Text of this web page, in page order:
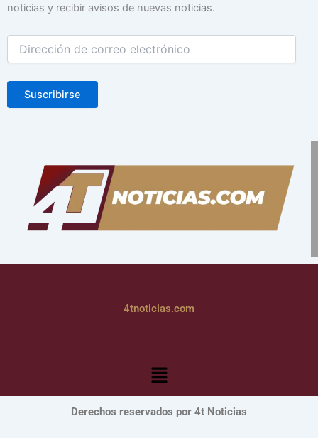
noticias y recibir avisos de nuevas noticias.
electrónico
Suscribirse
4tnoticias.com
Menú
Derechos reservados por 4t Noticias